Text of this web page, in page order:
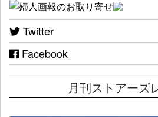
Twitter
Facebook
月刊ストアーズ